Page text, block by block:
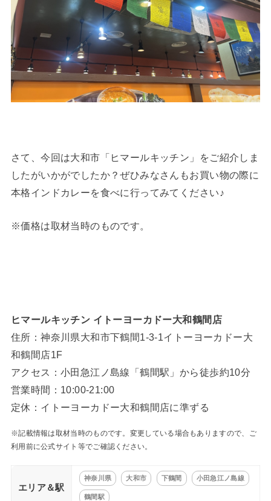
さて、今回は大和市「ヒマールキッチン」をご紹介しま
したがいかがでしたか？ぜひみなさんもお買い物の際に
本格インドカレーを食べに行ってみてください♪
※価格は取材当時のものです。
ヒマールキッチン イトーヨーカドー大和鶴間店
住所：神奈川県大和市下鶴間1-3-1イトーヨーカドー大
和鶴間店1F
アクセス：小田急江ノ島線「鶴間駅」から徒歩約10分
営業時間：10:00-21:00
定休：イトーヨーカドー大和鶴間店に準ずる
※記載情報は取材当時のものです。変更している場合もありますので、ご
利用前に公式サイト等でご確認ください。
エリア＆駅
神奈川県 大和市 下鶴間 小田急江ノ島線
鶴間駅